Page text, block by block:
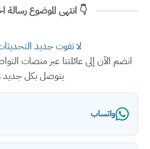
👇 انتهى الموضوع رسالة
لا تفوت جديد
انضم الآن إلى عائلتنا عبر منصات
يتوصل بكل
واتساب